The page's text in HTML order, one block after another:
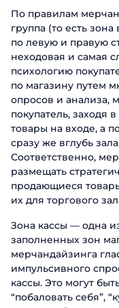
По правилам
группа (то есть
по левую и правую
неходовая и самая
психологию
по магазину путем
опросов и анализа,
покупатель, заходя
товары на входе, а
сразу же вглубь
Соответственно,
размещать
продающиеся
их для торгового
Зона кассы — одна
заполненных зон
мерчандайзинга
импульсивного
кассы. Это могут
“побаловать себя”,